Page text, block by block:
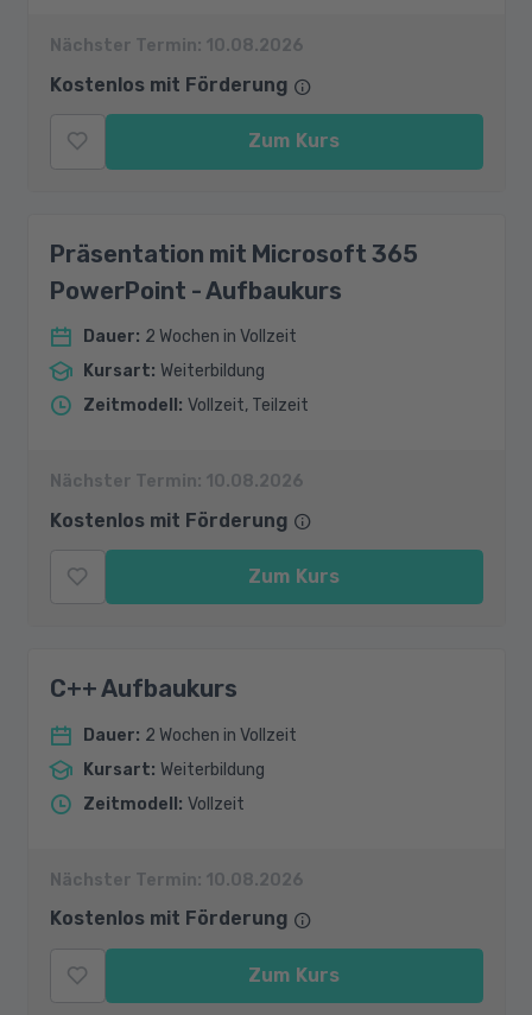
Nächster Termin: 10.08.2026
Kostenlos mit Förderung
Zum Kurs
Präsentation mit Microsoft 365
PowerPoint - Aufbaukurs
Dauer: 2 Wochen in Vollzeit
Kursart: Weiterbildung
Zeitmodell : Vollzeit, Teilzeit
Nächster Termin: 10.08.2026
Kostenlos mit Förderung
Zum Kurs
C++ Aufbaukurs
Dauer: 2 Wochen in Vollzeit
Kursart: Weiterbildung
Zeitmodell : Vollzeit
Nächster Termin: 10.08.2026
Kostenlos mit Förderung
Zum Kurs